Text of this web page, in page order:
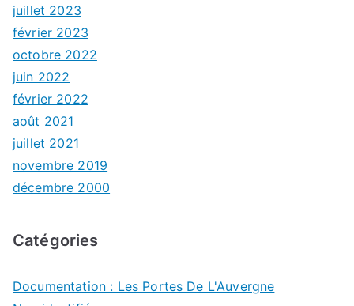
juillet 2023
février 2023
octobre 2022
juin 2022
février 2022
août 2021
juillet 2021
novembre 2019
décembre 2000
Catégories
Documentation : Les Portes De L'Auvergne